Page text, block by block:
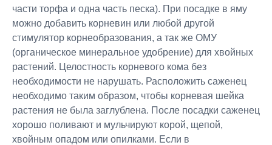
части торфа и одна часть песка). При посадке в яму
можно добавить корневин или любой другой
стимулятор корнеобразования, а так же ОМУ
(органическое минеральное удобрение) для хвойных
растений. Целостность корневого кома без
необходимости не нарушать. Расположить саженец
необходимо таким образом, чтобы корневая шейка
растения не была заглублена. После посадки саженец
хорошо поливают и мульчируют корой, щепой,
хвойным опадом или опилками. Если в